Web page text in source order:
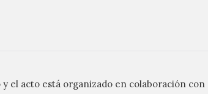
el acto está organizado en colaboración con